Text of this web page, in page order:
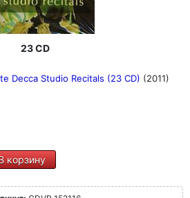
23 CD
Decca Studio Recitals (23 CD) (2011)
корзину